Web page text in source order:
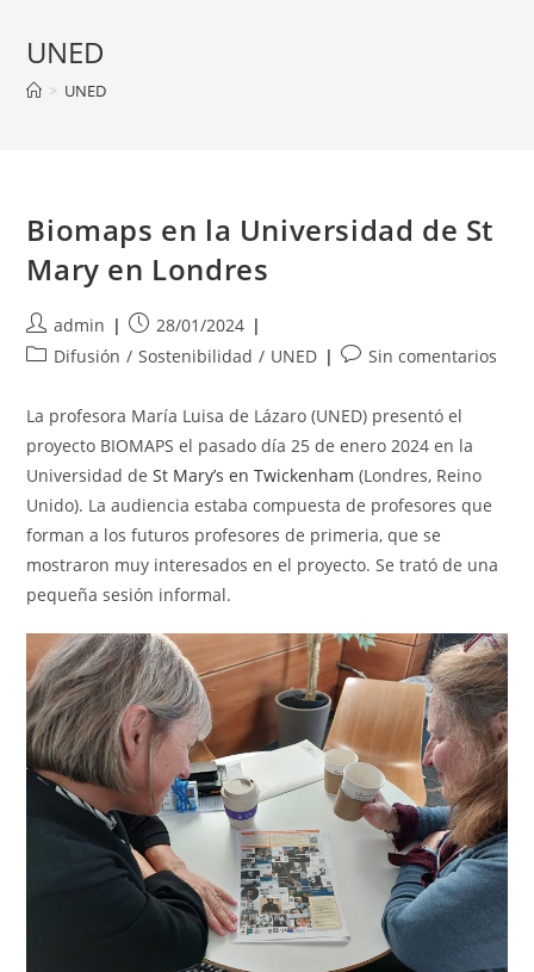
UNED
> UNED
Biomaps en la Universidad de St
Mary en Londres
Autor
de
admin
Publicación
de
28/01/2024
Categoría
la
entrada:
Difusión / Sostenibilidad / UNED
Comentarios
la
entrada:
Sin comentarios
La profesora María Luisa de Lázaro (UNED) presentó el
proyecto BIOMAPS el pasado día 25 de enero 2024 en la
Universidad deSt Mary’s en Twickenham (Londres, Reino
Unido). La audiencia estaba compuesta de profesores que
forman a los futuros profesores de primeria, que se
mostraron muy interesados en el proyecto. Se trató de una
pequeña sesión informal.